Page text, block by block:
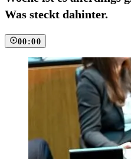
Was steckt dahinter.
00:00